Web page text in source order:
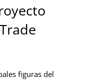
figuras del